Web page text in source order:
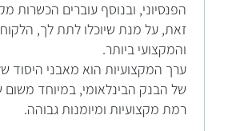
הפנסיוני, ובנוסף עוברים הכשרות
זאת, על מנת שיוכלו לתת לך,
והמקצועי ביותר.
ערך המקצועיות הוא מאבני היסוד
של הבנק הבינלאומי, במיוחד משום
רמת מקצועיות ומיומנות גבוהה.